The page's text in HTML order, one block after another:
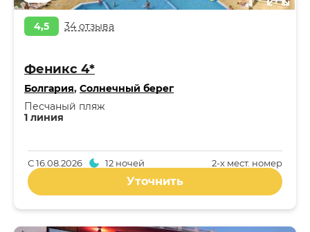
4,5 34 отзыва
Феникс 4*
Болгария, Солнечный берег
1 линия
Песчаный пляж
2-x мест. номер
С16.08.2026 12 ночей
Уточнить